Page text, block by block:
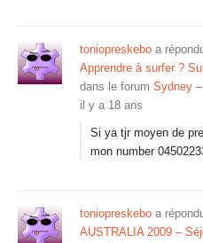
toniopreskebo a
Apprendre à surfer ?
dans le forum Sydney
il y a 18 ans
Si ya tjr moyen de
mon number
toniopreskebo a
AUSTRALIA 2009 –